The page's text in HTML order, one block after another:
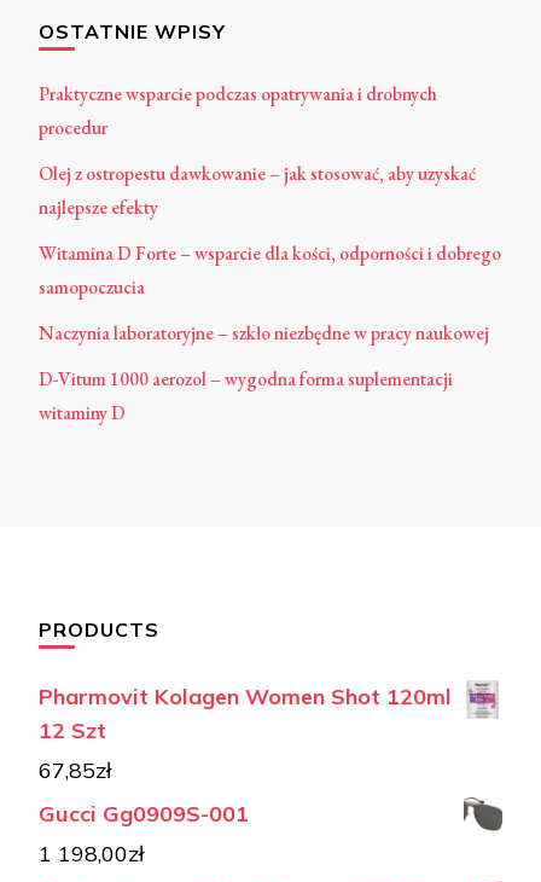
OSTATNIE WPISY
Praktyczne wsparcie podczas opatrywania i drobnych
procedur
Olej z ostropestu dawkowanie – jak stosować, aby uzyskać
najlepsze efekty
Witamina D Forte – wsparcie dla kości, odporności i dobrego
samopoczucia
Naczynia laboratoryjne – szkło niezbędne w pracy naukowej
D-Vitum 1000 aerozol – wygodna forma suplementacji
witaminy D
PRODUCTS
Pharmovit Kolagen Women Shot 120ml
12 Szt
67,85zł
Gucci Gg0909S-001
1 198,00zł